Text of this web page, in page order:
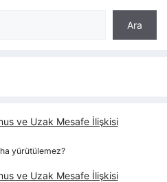
Ara
ve Uzak Mesafe İlişkisi
yürütülemez?
ve Uzak Mesafe İlişkisi